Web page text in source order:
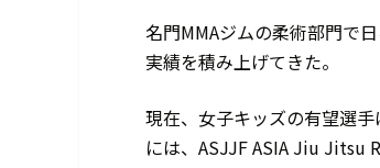
名門MMAジムの柔術部門で
実績を積み上げてきた。
現在、女子キッズの有望選
には、ASJJF ASIA Jiu Jitsu